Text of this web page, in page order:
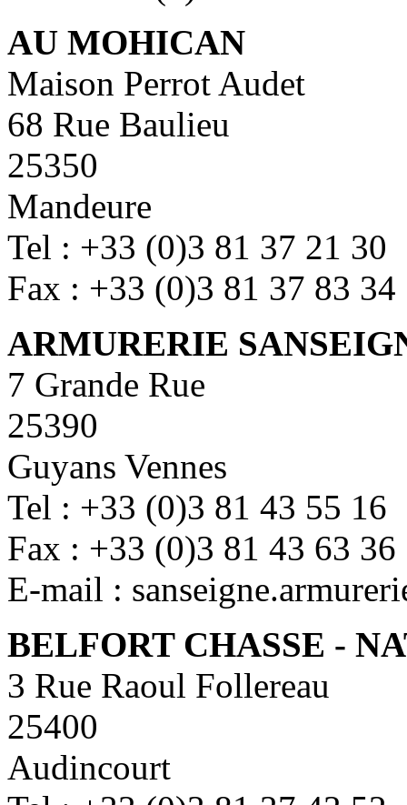
AU MOHICAN
Maison Perrot Audet
68 Rue Baulieu
25350
Mandeure
Tel : +33 (0)3 81 37 21 30
Fax : +33 (0)3 81 37 83 34
ARMURERIE
7 Grande Rue
25390
Guyans Vennes
Tel : +33 (0)3 81 43 55 16
Fax : +33 (0)3 81 43 63 36
E-mail :
BELFORT CHASSE -
3 Rue Raoul Follereau
25400
Audincourt